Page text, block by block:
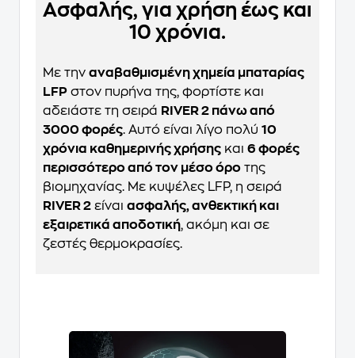
Ασφαλής, για χρήση έως και
10 χρόνια.
Με την αναβαθμισμένη χημεία μπαταρίας
LFP στον πυρήνα της, φορτίστε και
αδειάστε τη σειρά RIVER 2 πάνω από
3000 φορές. Αυτό είναι λίγο πολύ 10
χρόνια καθημερινής χρήσης και 6 φορές
περισσότερο από τον μέσο όρο της
βιομηχανίας. Με κυψέλες LFP, η σειρά
RIVER 2 είναι ασφαλής, ανθεκτική και
εξαιρετικά αποδοτική, ακόμη και σε
ζεστές θερμοκρασίες.